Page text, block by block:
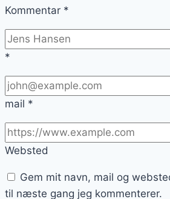
Kommentar *
*
mail *
Websted
Gem mit navn, mail og
til næste gang jeg kommenterer.